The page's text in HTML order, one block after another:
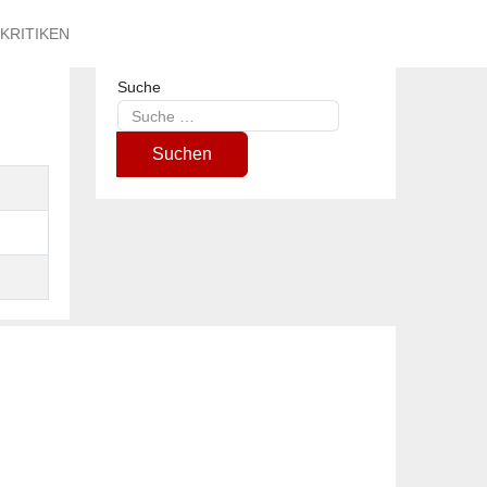
Suche
Type 2 or more characters for results.
Suchen